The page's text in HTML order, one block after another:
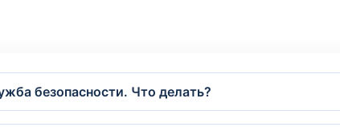
безопасности. Что делать?